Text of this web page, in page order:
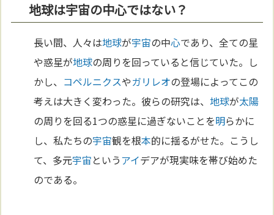
地球は宇宙の中心ではない？
長い間、人々は地球が宇宙の中心であり、全ての星
や惑星が地球の周りを回っていると信じていた。し
かし、 コペルニクスやガリレオの登場によってこの
考えは大きく変わった。彼らの研究は、地球が太陽
の周りを回る1つの惑星に過ぎないことを明らかに
し、私たちの宇宙観を根本的に揺るがせた。こうし
て、多元宇宙というアイデアが現実味を帯び始めた
のである。